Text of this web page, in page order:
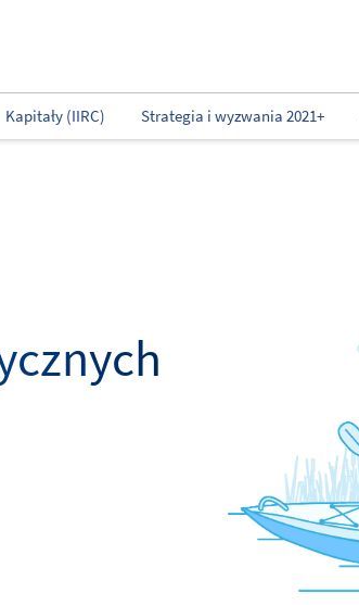
Kapitały (IIRC) Strategia i wyzwania 2021+